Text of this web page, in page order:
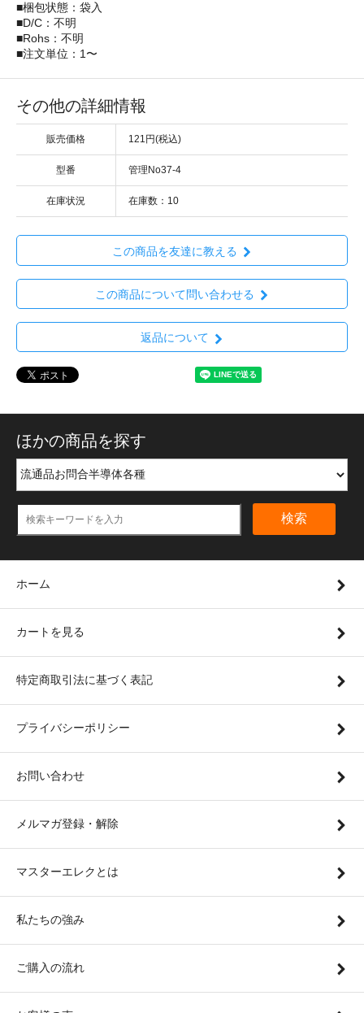
■梱包状態：袋入
■D/C：不明
■Rohs：不明
■注文単位：1〜
その他の詳細情報
販売価格 121円(税込)
型番 管理No37-4
在庫状況 在庫数：10
この商品を友達に教える
この商品について問い合わせる
返品について
ほかの商品を探す
検索
ホーム
カートを見る
特定商取引法に基づく表記
プライバシーポリシー
お問い合わせ
メルマガ登録・解除
マスターエレクとは
私たちの強み
ご購入の流れ